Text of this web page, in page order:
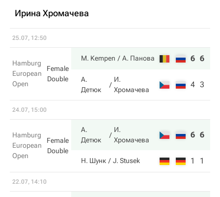
Ирина Хромачева
25.07, 12:50
Hamburg
European
Open
Female
Double
M. Kempen А. Панова 6 6
А.
Детюк
И.
Хромачева
4 3
24.07, 15:00
Hamburg
European
Open
Female
Double
А.
Детюк
И.
Хромачева
6 6
Н. Шунк J. Stusek 1 1
22.07, 14:10